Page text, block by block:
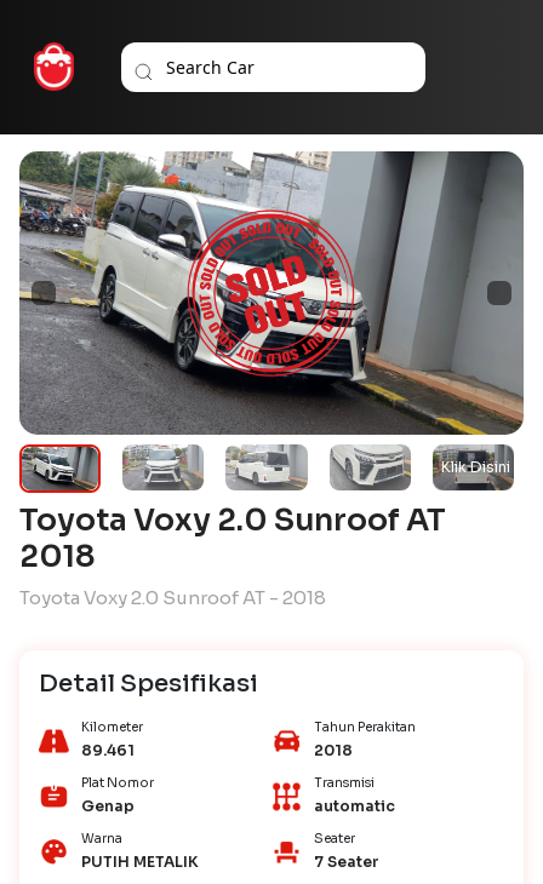
Toyota Voxy 2.0 Sunroof AT
2018
Toyota Voxy 2.0 Sunroof AT - 2018
Detail Spesifikasi
Kilometer
89.461
Tahun Perakitan
2018
Plat Nomor
Genap
Transmisi
automatic
Warna
PUTIH METALIK
Seater
7 Seater